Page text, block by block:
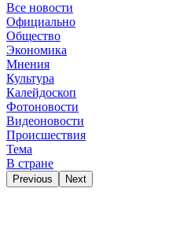
Все новости
Официально
Общество
Экономика
Мнения
Культура
Калейдоскоп
Фотоновости
Видеоновости
Происшествия
Тема
В стране
Previous Next